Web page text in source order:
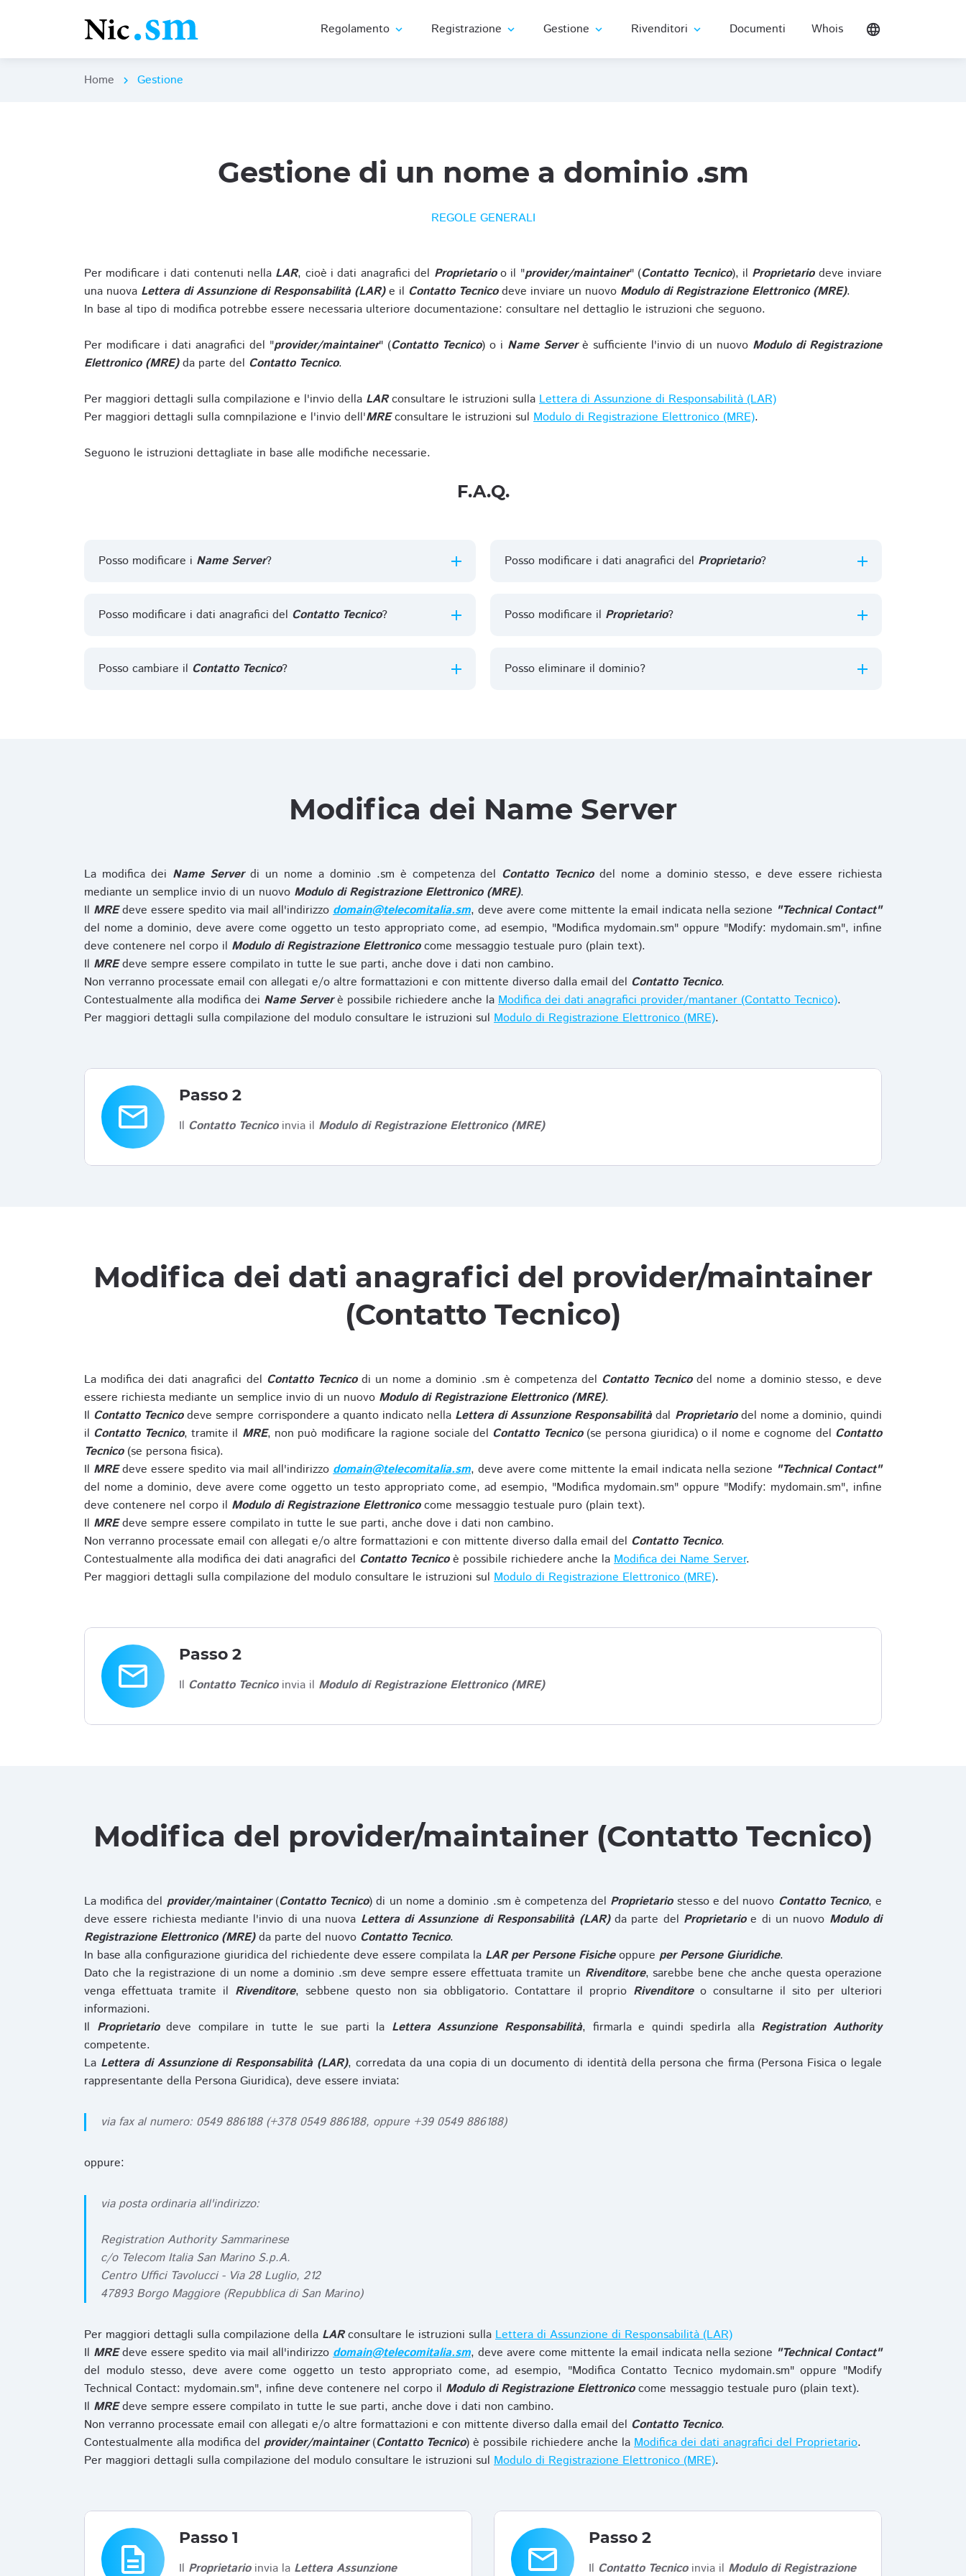
Regolamento expand_more Registrazione expand_more Gestione expand_more Rivenditori expand_more Documenti Whois language
Home chevron_right Gestione
Gestione di un nome a dominio .sm
REGOLE GENERALI
Per modificare i dati contenuti nella LAR, cioè i dati anagrafici del Proprietarioo il "provider/maintainer" (Contatto Tecnico), il Proprietariodeve inviare
una nuova Lettera di Assunzione di Responsabilità (LAR)e il Contatto Tecnicodeve inviare un nuovo Modulo di Registrazione Elettronico (MRE).
In base al tipo di modifica potrebbe essere necessaria ulteriore documentazione: consultare nel dettaglio le istruzioni che seguono.
Per modificare i dati anagrafici del "provider/maintainer" (Contatto Tecnico) o i Name Serverè sufficiente l'invio di un nuovo Modulo di Registrazione
Elettronico (MRE)da parte del Contatto Tecnico.
Per maggiori dettagli sulla compilazione e l'invio della LARconsultare le istruzioni sulla Lettera di Assunzione di Responsabilità (LAR)
Per maggiori dettagli sulla comnpilazione e l'invio dell'MREconsultare le istruzioni sul Modulo di Registrazione Elettronico (MRE).
Seguono le istruzioni dettagliate in base alle modifiche necessarie.
F.A.Q.
Posso modificare i Name Server?
Posso modificare i dati anagrafici del Contatto Tecnico?
Posso cambiare il Contatto Tecnico?
Posso modificare i dati anagrafici del Proprietario?
Posso modificare il Proprietario?
Posso eliminare il dominio?
Modifica dei Name Server
La modifica dei Name Serverdi un nome a dominio .sm è competenza del Contatto Tecnicodel nome a dominio stesso, e deve essere richiesta
mediante un semplice invio di un nuovo Modulo di Registrazione Elettronico (MRE).
Il MREdeve essere spedito via mail all'indirizzo domain@telecomitalia.sm, deve avere come mittente la email indicata nella sezione "Technical Contact"
del nome a dominio, deve avere come oggetto un testo appropriato come, ad esempio, "Modifica mydomain.sm" oppure "Modify: mydomain.sm", infine
deve contenere nel corpo il Modulo di Registrazione Elettronicocome messaggio testuale puro (plain text).
Il MREdeve sempre essere compilato in tutte le sue parti, anche dove i dati non cambino.
Non verranno processate email con allegati e/o altre formattazioni e con mittente diverso dalla email del Contatto Tecnico.
Contestualmente alla modifica dei Name Serverè possibile richiedere anche la Modifica dei dati anagrafici provider/mantaner (Contatto Tecnico).
Per maggiori dettagli sulla compilazione del modulo consultare le istruzioni sul Modulo di Registrazione Elettronico (MRE).
email
Passo 2
Il Contatto Tecnicoinvia il Modulo di Registrazione Elettronico (MRE)
Modifica dei dati anagrafici del provider/maintainer
(Contatto Tecnico)
La modifica dei dati anagrafici del Contatto Tecnicodi un nome a dominio .sm è competenza del Contatto Tecnicodel nome a dominio stesso, e deve
essere richiesta mediante un semplice invio di un nuovo Modulo di Registrazione Elettronico (MRE).
Il Contatto Tecnicodeve sempre corrispondere a quanto indicato nella Lettera di Assunzione Responsabilitàdal Proprietariodel nome a dominio, quindi
il Contatto Tecnico, tramite il MRE, non può modificare la ragione sociale del Contatto Tecnico(se persona giuridica) o il nome e cognome del Contatto
Tecnico(se persona fisica).
Il MREdeve essere spedito via mail all'indirizzo domain@telecomitalia.sm, deve avere come mittente la email indicata nella sezione "Technical Contact"
del nome a dominio, deve avere come oggetto un testo appropriato come, ad esempio, "Modifica mydomain.sm" oppure "Modify: mydomain.sm", infine
deve contenere nel corpo il Modulo di Registrazione Elettronicocome messaggio testuale puro (plain text).
Il MREdeve sempre essere compilato in tutte le sue parti, anche dove i dati non cambino.
Non verranno processate email con allegati e/o altre formattazioni e con mittente diverso dalla email del Contatto Tecnico.
Contestualmente alla modifica dei dati anagrafici del Contatto Tecnicoè possibile richiedere anche la Modifica dei Name Server.
Per maggiori dettagli sulla compilazione del modulo consultare le istruzioni sul Modulo di Registrazione Elettronico (MRE).
email
Passo 2
Il Contatto Tecnicoinvia il Modulo di Registrazione Elettronico (MRE)
Modifica del provider/maintainer (Contatto Tecnico)
La modifica del provider/maintainer(Contatto Tecnico) di un nome a dominio .sm è competenza del Proprietariostesso e del nuovo Contatto Tecnico, e
deve essere richiesta mediante l'invio di una nuova Lettera di Assunzione di Responsabilità (LAR)da parte del Proprietarioe di un nuovo Modulo di
Registrazione Elettronico (MRE)da parte del nuovo Contatto Tecnico.
In base alla configurazione giuridica del richiedente deve essere compilata la LAR per Persone Fisicheoppure per Persone Giuridiche.
Dato che la registrazione di un nome a dominio .sm deve sempre essere effettuata tramite un Rivenditore, sarebbe bene che anche questa operazione
venga effettuata tramite il Rivenditore, sebbene questo non sia obbligatorio. Contattare il proprio Rivenditoreo consultarne il sito per ulteriori
informazioni.
Il Proprietariodeve compilare in tutte le sue parti la Lettera Assunzione Responsabilità, firmarla e quindi spedirla alla Registration Authority
competente.
La Lettera di Assunzione di Responsabilità (LAR), corredata da una copia di un documento di identità della persona che firma (Persona Fisica o legale
rappresentante della Persona Giuridica), deve essere inviata:
via fax al numero: 0549 886188 (+378 0549 886188, oppure +39 0549 886188)
oppure:
via posta ordinaria all'indirizzo:
Registration Authority Sammarinese
c/o Telecom Italia San Marino S.p.A.
Centro Uffici Tavolucci - Via 28 Luglio, 212
47893 Borgo Maggiore (Repubblica di San Marino)
Per maggiori dettagli sulla compilazione della LARconsultare le istruzioni sulla Lettera di Assunzione di Responsabilità (LAR)
Il MREdeve essere spedito via mail all'indirizzo domain@telecomitalia.sm, deve avere come mittente la email indicata nella sezione "Technical Contact"
del modulo stesso, deve avere come oggetto un testo appropriato come, ad esempio, "Modifica Contatto Tecnico mydomain.sm" oppure "Modify
Technical Contact: mydomain.sm", infine deve contenere nel corpo il Modulo di Registrazione Elettronicocome messaggio testuale puro (plain text).
Il MREdeve sempre essere compilato in tutte le sue parti, anche dove i dati non cambino.
Non verranno processate email con allegati e/o altre formattazioni e con mittente diverso dalla email del Contatto Tecnico.
Contestualmente alla modifica del provider/maintainer(Contatto Tecnico) è possibile richiedere anche la Modifica dei dati anagrafici del Proprietario.
Per maggiori dettagli sulla compilazione del modulo consultare le istruzioni sul Modulo di Registrazione Elettronico (MRE).
description
Passo 1
Il Proprietarioinvia la Lettera Assunzione email
Passo 2
Il Contatto Tecnicoinvia il Modulo di Registrazione